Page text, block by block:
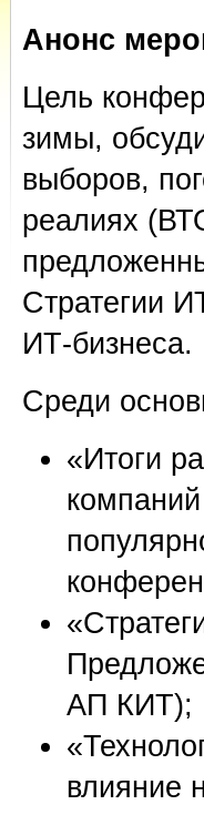
Анонс
Цель
зимы,
выборов,
реалиях
Стратегии
ИТ-бизнеса.
Среди
«Итоги
АП КИТ);
влияние